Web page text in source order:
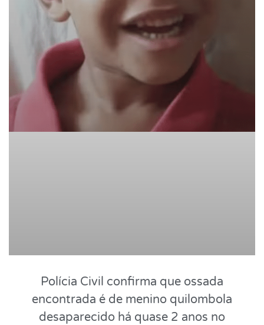
Polícia Civil confirma que ossada
encontrada é de menino quilombola
desaparecido há quase 2 anos no